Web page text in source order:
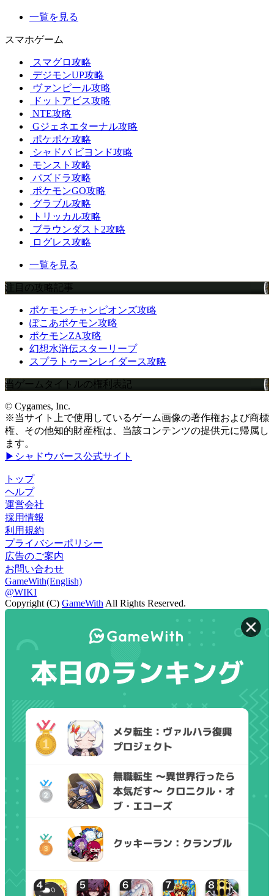
一覧を見る
スマホゲーム
スマグロ攻略
デジモンUP攻略
ヴァンピール攻略
ドットアビス攻略
NTE攻略
Gジェネエターナル攻略
ポケポケ攻略
シャドバ ビヨンド攻略
モンスト攻略
パズドラ攻略
ポケモンGO攻略
グラブル攻略
トリッカル攻略
ブラウンダスト2攻略
ログレス攻略
一覧を見る
注目の攻略記事
ポケモンチャンピオンズ攻略
ぽこあポケモン攻略
ポケモンZA攻略
幻想水滸伝スターリープ
スプラトゥーンレイダース攻略
当ゲームタイトルの権利表記
© Cygames, Inc.
※当サイト上で使用しているゲーム画像の著作権および商標
権、その他知的財産権は、当該コンテンツの提供元に帰属し
ます。
▶シャドウバース公式サイト
トップ
ヘルプ
運営会社
採用情報
利用規約
プライバシーポリシー
広告のご案内
お問い合わせ
GameWith(English)
@WIKI
Copyright (C) GameWith All Rights Reserved.